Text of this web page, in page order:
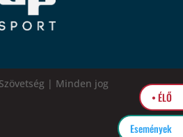
| Minden jog
• ÉLŐ
Események